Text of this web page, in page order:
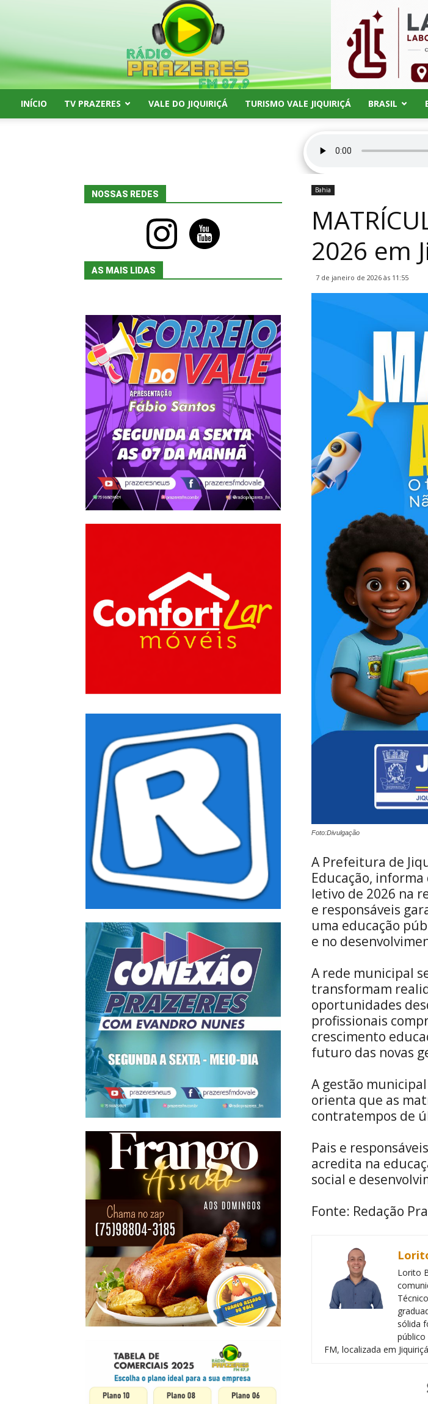
INÍCIO TV PRAZERES VALE DO JIQUIRIÇÁ TURISMO VALE JIQUIRIÇÁ BRASIL
Bahia
2026 em
7 de janeiro de 2026 às 11:55
Foto:Divulgação
A Prefeitura de
Educação,
letivo de 2026 na
e responsáveis
uma educação
e no
A rede municipal
transformam
oportunidades
profissionais
crescimento
futuro das novas
A gestão
orienta que as
contratempos de
Pais e
acredita na
social e
Fonte: Redação
Lorito
sólida
público
FM, localizada em
NOSSAS REDES
instagram youtube
AS MAIS LIDAS